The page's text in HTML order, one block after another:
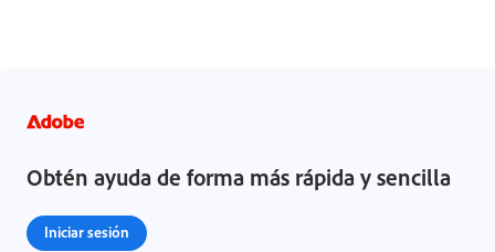
Obtén ayuda de forma más rápida y sencilla
Iniciar sesión